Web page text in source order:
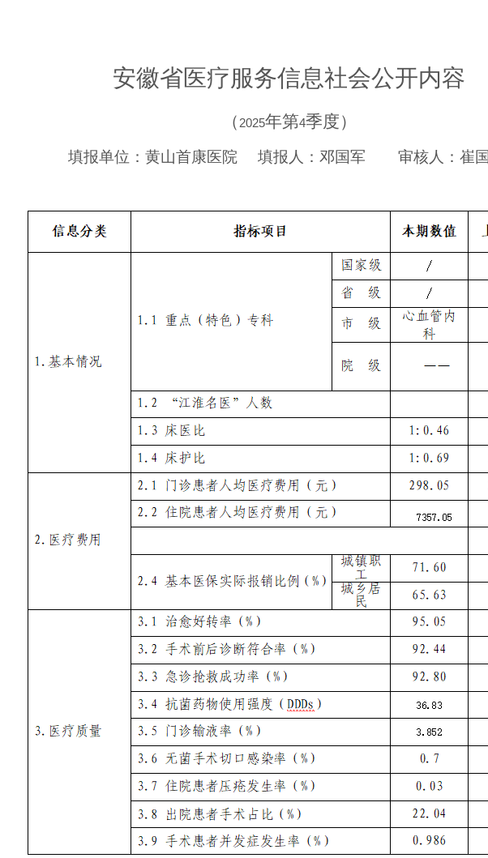
安徽省医疗服务信息社会公开内容
（ 2025年第4季度）
填报单位：黄山首康医院 填报人： 邓国军 审核人：崔